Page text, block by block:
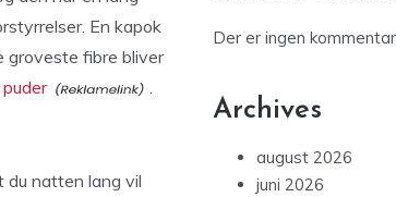
En kapok
groveste fibre bliver
.
du natten lang vil
Der er ingen
Archives
august 2026
juni 2026